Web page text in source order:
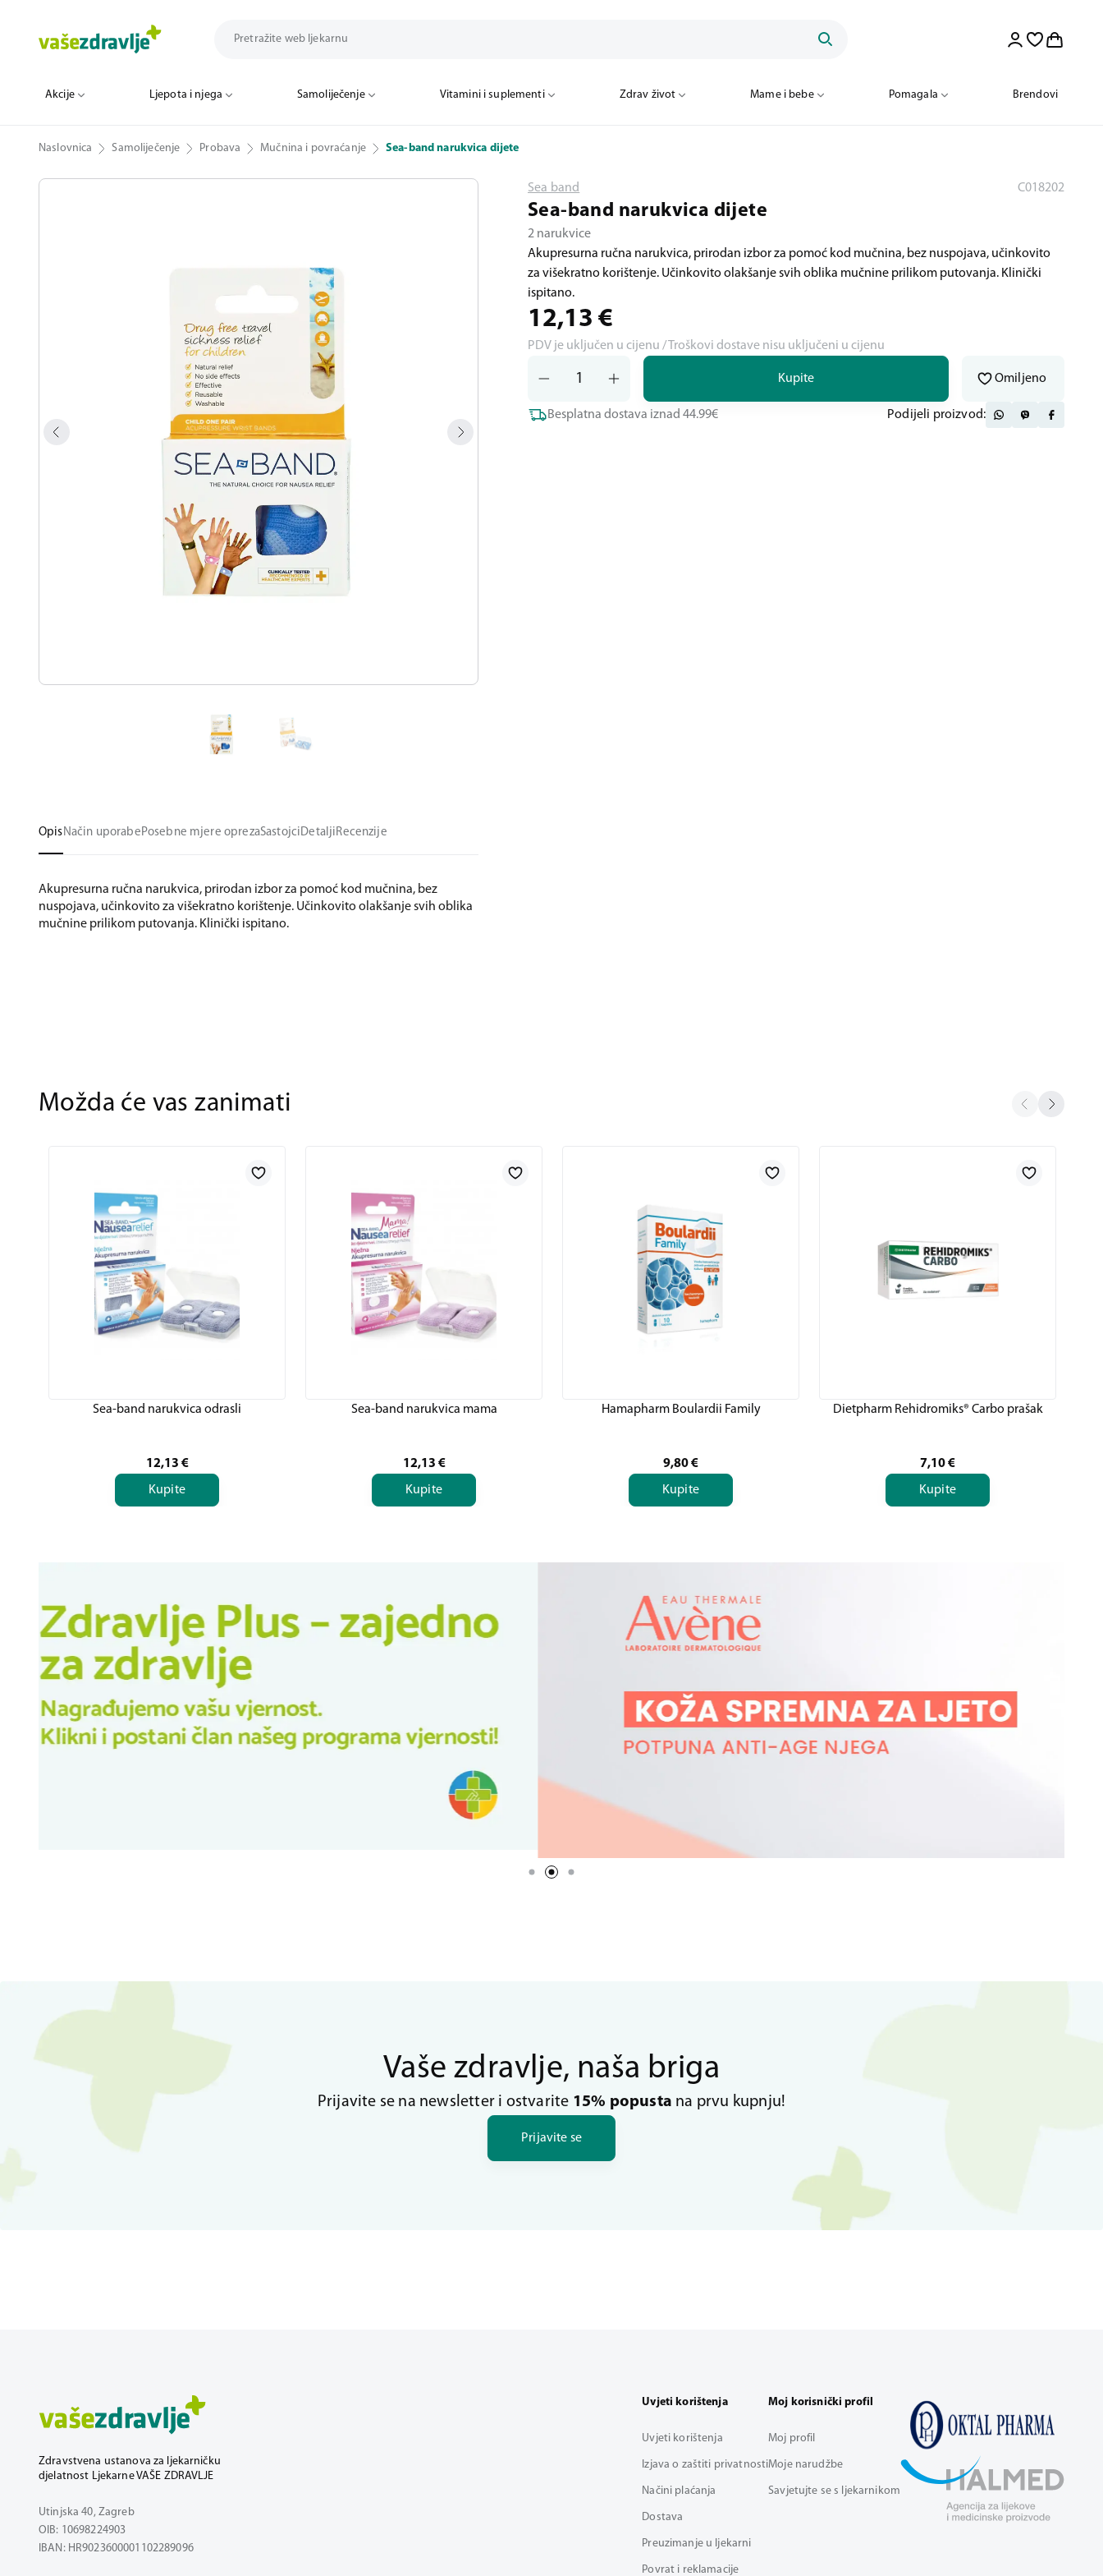
Akcije Ljepota i njega Samoliječenje Vitamini i suplementi Zdrav život Mame i bebe Pomagala Brendovi
Naslovnica Samoliječenje Probava Mučnina i povraćanje Sea-band narukvica dijete
OpisNačin uporabePosebne mjere oprezaSastojciDetaljiRecenzije
Akupresurna ručna narukvica, prirodan izbor za pomoć kod mučnina, bez
nuspojava, učinkovito za višekratno korištenje. Učinkovito olakšanje svih oblika
mučnine prilikom putovanja. Klinički ispitano.
Sea band C018202
Sea-band narukvica dijete
2 narukvice
Akupresurna ručna narukvica, prirodan izbor za pomoć kod mučnina, bez nuspojava, učinkovito
za višekratno korištenje. Učinkovito olakšanje svih oblika mučnine prilikom putovanja. Klinički
ispitano.
12,13 €
PDV je uključen u cijenu / Troškovi dostave nisu uključeni u cijenu
Kupite Omiljeno
Besplatna dostava iznad 44.99€ Podijeli proizvod:
Možda će vas zanimati
Sea-band narukvica odrasli
12,13 €
Kupite
Sea-band narukvica mama
12,13 €
Kupite
Hamapharm Boulardii Family
9,80€
Kupite
Dietpharm Rehidromiks® Carbo prašak
7,10€
Kupite
Vaše zdravlje, naša briga
Prijavite se na newsletter i ostvarite15% popusta na prvu kupnju!
Prijavite se
Zdravstvena ustanova za ljekarničku
djelatnost Ljekarne VAŠE ZDRAVLJE
Utinjska 40, Zagreb
Uvjeti korištenja
Uvjeti korištenja
Izjava o zaštiti privatnosti
Načini plaćanja
Preuzimanje u ljekarni
Moj korisnički profil
Moj profil
Moje narudžbe
Savjetujte se s ljekarnikom